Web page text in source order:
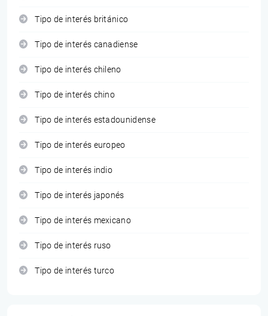
Tipo de interés británico
Tipo de interés canadiense
Tipo de interés chileno
Tipo de interés chino
Tipo de interés estadounidense
Tipo de interés europeo
Tipo de interés indio
Tipo de interés japonés
Tipo de interés mexicano
Tipo de interés ruso
Tipo de interés turco